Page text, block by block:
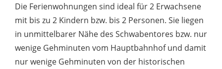
Die Ferienwohnungen sind ideal für 2 Erwachsene
mit bis zu 2 Kindern bzw. bis 2 Personen. Sie liegen
in unmittelbarer Nähe des Schwabentores bzw. nur
wenige Gehminuten vom Hauptbahnhof und damit
nur wenige Gehminuten von der historischen